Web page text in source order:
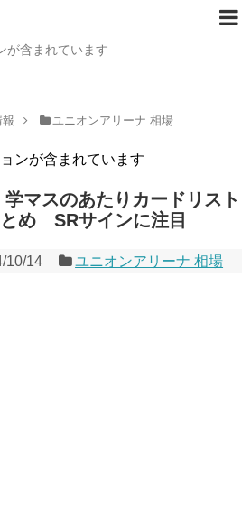
が含まれています
ユニオンアリーナ 相場
ンが含まれています
マスのあたりカードリスト
め SRサインに注目
10/14 ユニオンアリーナ 相場